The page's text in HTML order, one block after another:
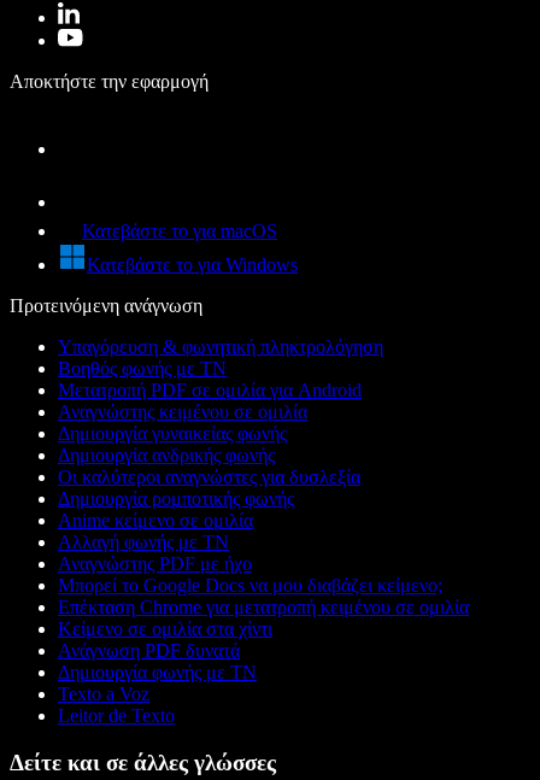
Αποκτήστε την εφαρμογή
Κατεβάστε το για macOS
Κατεβάστε το για Windows
Προτεινόμενη ανάγνωση
Υπαγόρευση & φωνητική πληκτρολόγηση
Βοηθός φωνής με ΤΝ
Μετατροπή PDF σε ομιλία για Android
Αναγνώστης κειμένου σε ομιλία
Δημιουργία γυναικείας φωνής
Δημιουργία ανδρικής φωνής
Οι καλύτεροι αναγνώστες για δυσλεξία
Δημιουργία ρομποτικής φωνής
Anime κείμενο σε ομιλία
Αλλαγή φωνής με ΤΝ
Αναγνώστης PDF με ήχο
Μπορεί το Google Docs να μου διαβάζει κείμενο;
Επέκταση Chrome για μετατροπή κειμένου σε ομιλία
Κείμενο σε ομιλία στα χίντι
Ανάγνωση PDF δυνατά
Δημιουργία φωνής με ΤΝ
Texto a Voz
Leitor de Texto
Δείτε και σε άλλες γλώσσες